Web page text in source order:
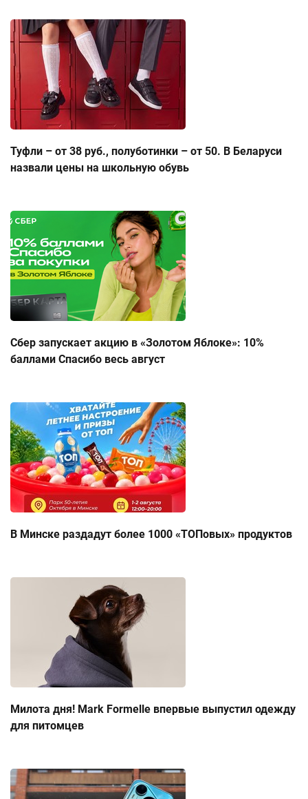
Туфли – от 38 руб., полуботинки – от 50. В Беларуси
назвали цены на школьную обувь
Сбер запускает акцию в «Золотом Яблоке»: 10%
баллами Спасибо весь август
В Минске раздадут более 1000 «ТОПовых» продуктов
Милота дня! Mark Formelle впервые выпустил одежду
для питомцев